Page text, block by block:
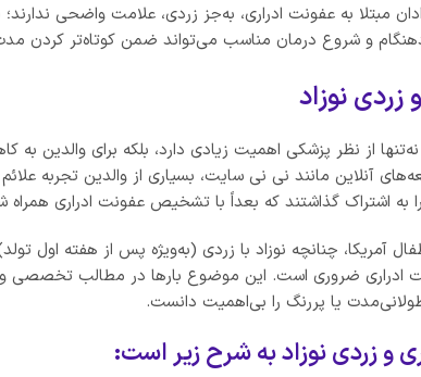
مبتلا به عفونت ادراری، به‌جز زردی، علامت واضحی
و شروع درمان مناسب می‌تواند ضمن کوتاه‌تر کردن مدت
نوزاد
از نظر پزشکی اهمیت زیادی دارد، بلکه برای والدین
مانند نی نی سایت، بسیاری از والدین تجربه
اشتراک گذاشتند که بعداً با تشخیص عفونت ادراری
چنانچه نوزاد با زردی (به‌ویژه پس از هفته اول
ادراری ضروری است. این موضوع بارها در مطالب تخصصی و
یا پررنگ را بی‌اهمیت دانست.
زردی نوزاد به شرح زیر است: